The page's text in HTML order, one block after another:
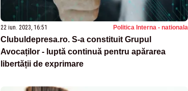
22 iun. 2023, 16:51 Politica Interna - nationala
Clubuldepresa.ro. S-a constituit Grupul
Avocaților - luptă continuă pentru apărarea
libertății de exprimare